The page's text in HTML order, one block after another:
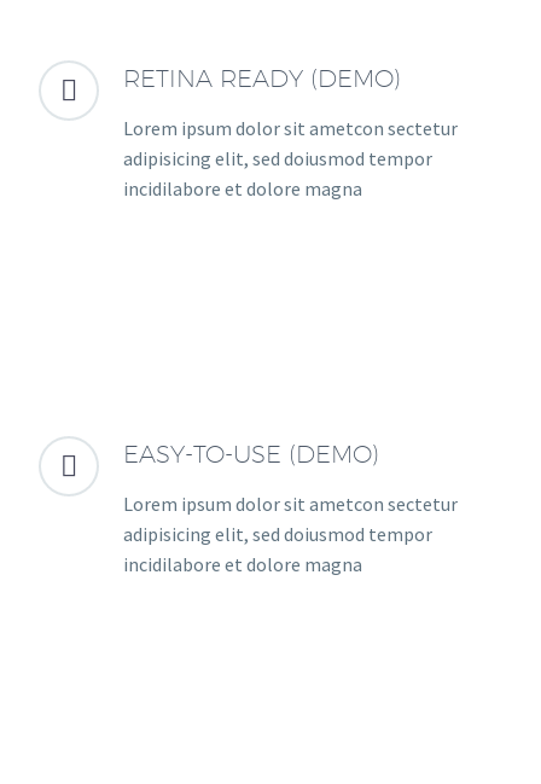

 RETINA READY (DEMO)
Lorem ipsum dolor sit ametcon sectetur
adipisicing elit, sed doiusmod tempor
incidilabore et dolore magna

 EASY-TO-USE (DEMO)
Lorem ipsum dolor sit ametcon sectetur
adipisicing elit, sed doiusmod tempor
incidilabore et dolore magna